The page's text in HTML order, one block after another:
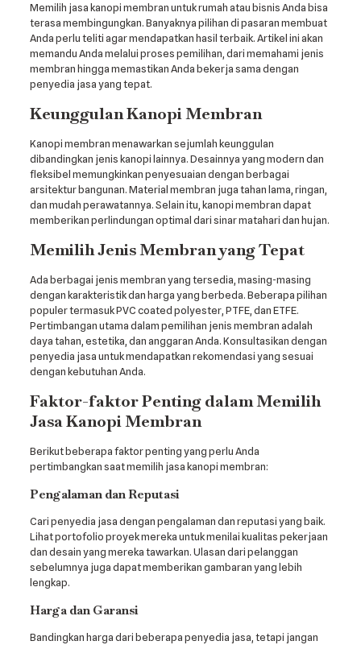
Memilih jasa kanopi membran untuk rumah atau bisnis Anda bisa
terasa membingungkan. Banyaknya pilihan di pasaran membuat
Anda perlu teliti agar mendapatkan hasil terbaik. Artikel ini akan
memandu Anda melalui proses pemilihan, dari memahami jenis
membran hingga memastikan Anda bekerja sama dengan
penyedia jasa yang tepat.
Keunggulan Kanopi Membran
Kanopi membran menawarkan sejumlah keunggulan
dibandingkan jenis kanopi lainnya. Desainnya yang modern dan
fleksibel memungkinkan penyesuaian dengan berbagai
arsitektur bangunan. Material membran juga tahan lama, ringan,
dan mudah perawatannya. Selain itu, kanopi membran dapat
memberikan perlindungan optimal dari sinar matahari dan hujan.
Memilih Jenis Membran yang Tepat
Ada berbagai jenis membran yang tersedia, masing-masing
dengan karakteristik dan harga yang berbeda. Beberapa pilihan
populer termasuk PVC coated polyester, PTFE, dan ETFE.
Pertimbangan utama dalam pemilihan jenis membran adalah
daya tahan, estetika, dan anggaran Anda. Konsultasikan dengan
penyedia jasa untuk mendapatkan rekomendasi yang sesuai
dengan kebutuhan Anda.
Faktor-faktor Penting dalam Memilih
Jasa Kanopi Membran
Berikut beberapa faktor penting yang perlu Anda
pertimbangkan saat memilih jasa kanopi membran:
Pengalaman dan Reputasi
Cari penyedia jasa dengan pengalaman dan reputasi yang baik.
Lihat portofolio proyek mereka untuk menilai kualitas pekerjaan
dan desain yang mereka tawarkan. Ulasan dari pelanggan
sebelumnya juga dapat memberikan gambaran yang lebih
lengkap.
Harga dan Garansi
Bandingkan harga dari beberapa penyedia jasa, tetapi jangan